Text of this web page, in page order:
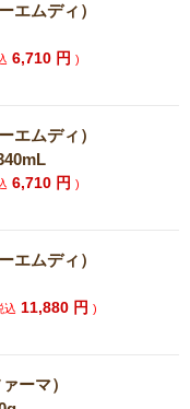
エムディ）
6,710 円)
エムディ）
6,710 円)
エムディ）
込 11,880 円)
ーマ）